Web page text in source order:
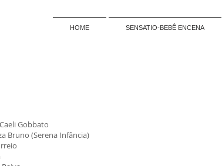
HOME SENSATIO-BEBÊ ENCENA
Gobbato
Bruno (Serena Infância)